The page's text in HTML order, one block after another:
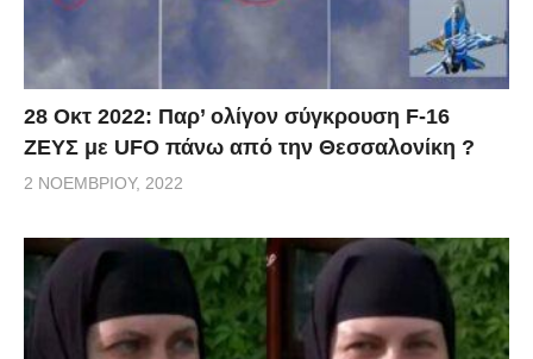
28 Οκτ 2022: Παρ’ ολίγον σύγκρουση F-16
ΖΕΥΣ με UFO πάνω από την Θεσσαλονίκη ?
2 ΝΟΕΜΒΡΊΟΥ, 2022